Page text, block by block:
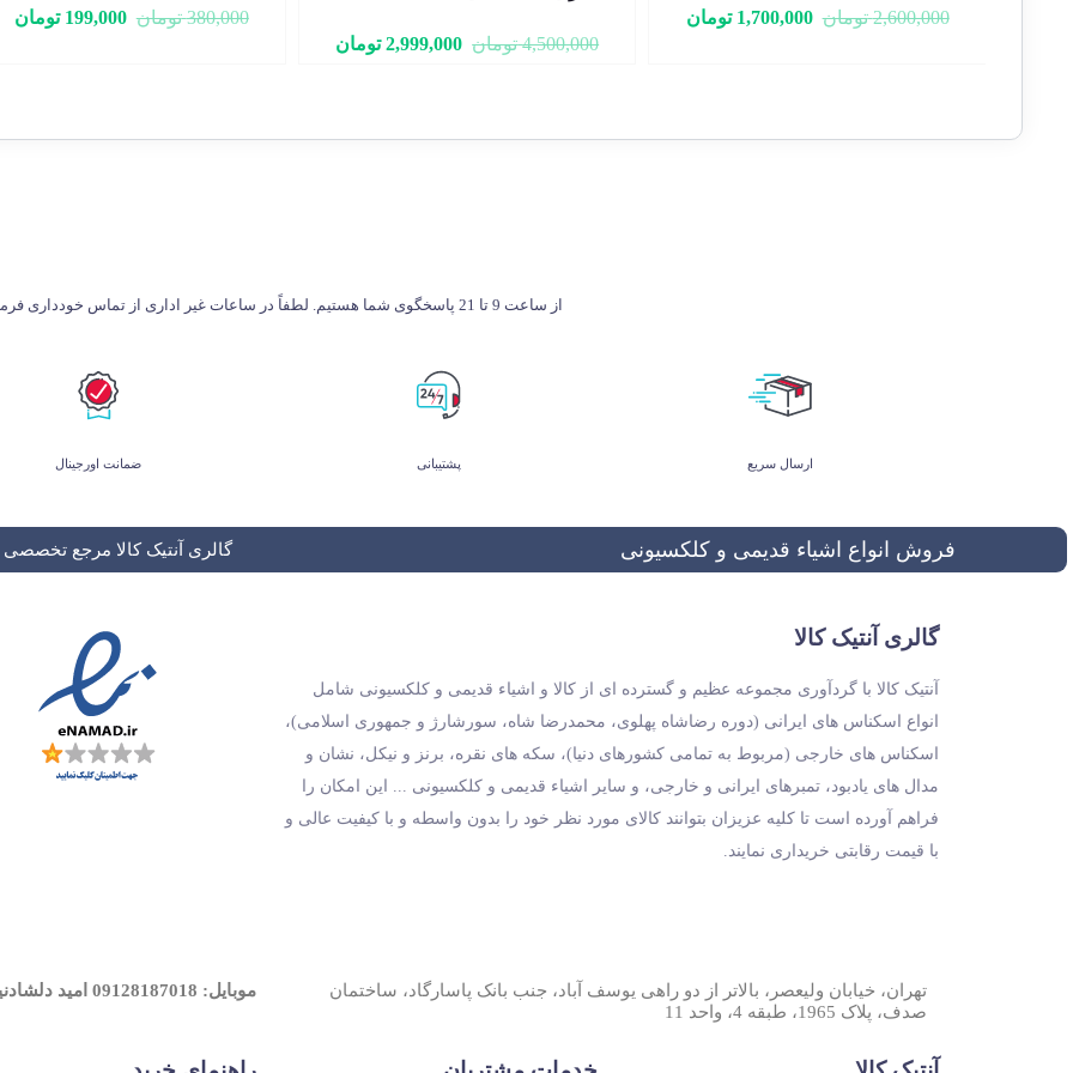
2,600,000 تومان 1,700,000 تومان
4,500,000 تومان 2,999,000 تومان
380,000 تومان 199,000 تومان
از ساعت 9 تا 21 پاسخگوی شما هستیم. لطفاً در ساعات غیر اداری از تماس خودداری فرمایید.
ارسال سریع پشتیبانی ضمانت اورجینال
فروش انواع اشیاء قدیمی و کلکسیونی گالری آنتیک کالا مرجع تخصصی
گالری آنتیک کالا
آنتیک کالا با گردآوری مجموعه عظیم و گسترده ای از کالا و اشیاء قدیمی و کلکسیونی شامل
انواع اسکناس های ایرانی (دوره رضاشاه پهلوی، محمدرضا شاه، سورشارژ و جمهوری اسلامی)،
اسکناس های خارجی (مربوط به تمامی کشورهای دنیا)، سکه های نقره، برنز و نیکل، نشان و
مدال های یادبود، تمبرهای ایرانی و خارجی، و سایر اشیاء قدیمی و کلکسیونی ... این امکان را
فراهم آورده است تا کلیه عزیزان بتوانند کالای مورد نظر خود را بدون واسطه و با کیفیت عالی و
با قیمت رقابتی خریداری نمایند.
تهران، خیابان ولیعصر، بالاتر از دو راهی یوسف آباد، جنب بانک پاسارگاد، ساختمان
صدف، پلاک 1965، طبقه 4، واحد 11
موبایل: 09128187018 امید دلشادنیک